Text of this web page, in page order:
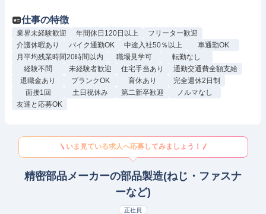
仕事の特徴
業界未経験歓迎 年間休日120日以上
フリーター歓迎
介護休暇あり
バイク通勤OK 中途入社50％以上
車通勤OK
月平均残業時間20時間以内
職場見学可
転勤なし
経験不問
未経験者歓迎 住宅手当あり
通勤交通費全額支給
退職金あり
ブランクOK 育休あり
完全週休2日制
面接1回
土日祝休み 第二新卒歓迎
ノルマなし
友達と応募OK
いま見ている求人へ応募してみましょう！
精密部品メーカーの部品製造(ねじ・ファスナ
ーなど)
正社員